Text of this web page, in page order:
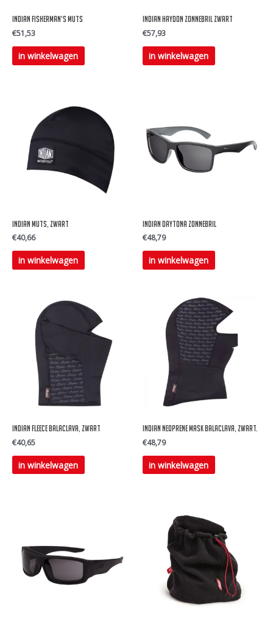
Indian Fisherman’s Muts
€51,53
in winkelwagen
Indian Haydon Zonnebril zwart
€57,93
in winkelwagen
Indian Muts, Zwart
€40,66
in winkelwagen
Indian Daytona zonnebril
€48,79
in winkelwagen
Indian Fleece balaclava, zwart
€40,65
in winkelwagen
Indian Neoprene mask balaclava, zwart.
€48,79
in winkelwagen